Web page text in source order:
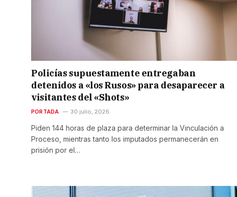
Policías supuestamente entregaban
detenidos a «los Rusos» para desaparecer a
visitantes del «Shots»
PORTADA 30 julio, 2026
Piden 144 horas de plaza para determinar la Vinculación a
Proceso, mientras tanto los imputados permanecerán en
prisión por el…